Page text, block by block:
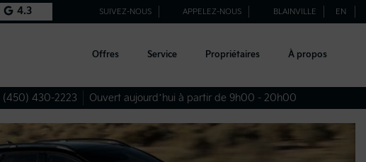
4.3 SUIVEZ-NOUS APPELEZ-NOUS BLAINVILLE EN
Offres Service Propriétaires À propos
(450) 430-2223 Ouvert aujourd’hui à partir de 9h00 - 20h00